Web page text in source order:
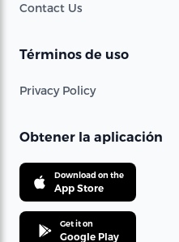
Contact Us
Términos de uso
Privacy Policy
Obtener la aplicación
Download on the
App Store
Get it on
Google Play